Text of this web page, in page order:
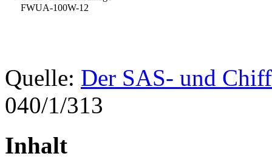
FWUA-100W-12
Quelle: Der SAS- und
040/1/313
Inhalt